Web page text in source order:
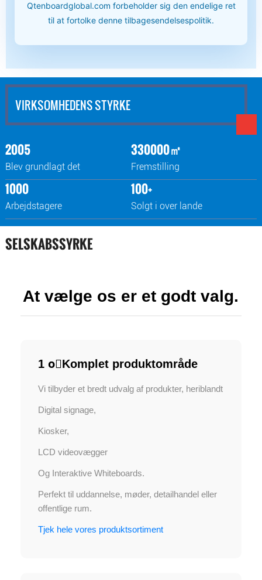
Qtenboardglobal.com forbeholder sig den endelige ret
til at fortolke denne tilbagesendelsespolitik.
VIRKSOMHEDENS STYRKE
2005
Blev grundlagt det
330000㎡
Fremstilling
1000
Arbejdstagere
100+
Solgt i over lande
SELSKABSSYRKE
At vælge os er et godt valg.
1 o⃣Komplet produktområde
Vi tilbyder et bredt udvalg af produkter, heriblandt
Digital signage,
Kiosker,
LCD videovægger
Og Interaktive Whiteboards.
Perfekt til uddannelse, møder, detailhandel eller
offentlige rum.
Tjek hele vores produktsortiment